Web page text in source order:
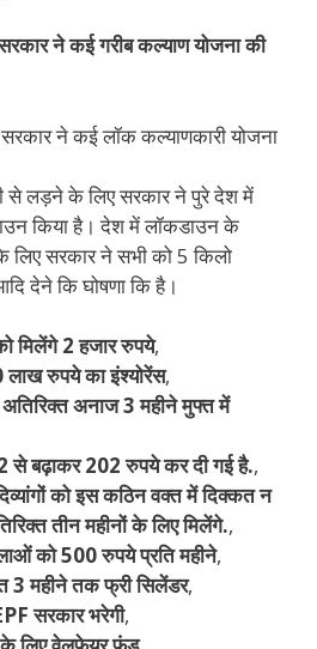
ने कई गरीब कल्याण योजना की
ने कई लॉक कल्याणकारी योजना
से लड़ने के लिए सरकार ने पुरे देश में
किया है। देश में लॉकडाउन के
सरकार ने सभी को 5 किलो
देने कि घोषणा कि है।
मिलेंगे 2 हजार रुपये,
लाख रुपये का इंश्योरेंस,
अतिरिक्त अनाज 3 महीने मुफ्त में
से बढ़ाकर 202 रुपये कर दी गई है.,
को इस कठिन वक्त में दिक्कत न
तीन महीनों के लिए मिलेंगे.,
को 500 रुपये प्रति महीने,
3 महीने तक फ्री सिलेंडर,
सरकार भरेगी,